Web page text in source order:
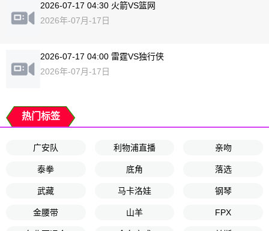
2026-07-17 04:30 火箭VS篮网
2026年-07月-17日
2026-07-17 04:00 雷霆VS独行侠
2026年-07月-17日
热门标签
广安队 利物浦直播 亲吻
泰拳 底角 落选
武藏 马卡洛娃 钢琴
金腰带 山羊 FPX